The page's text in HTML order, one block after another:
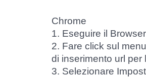
Chrome
1. Eseguire il
2. Fare click sul
di inserimento url per
3. Selezionare